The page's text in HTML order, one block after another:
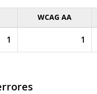
WCAG AA
1 1